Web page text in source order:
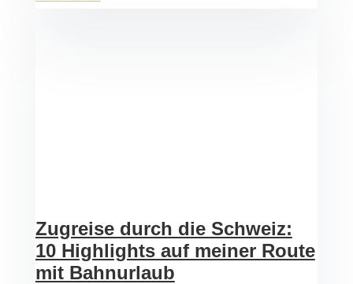
Zugreise durch die Schweiz:
10 Highlights auf meiner Route
mit Bahnurlaub